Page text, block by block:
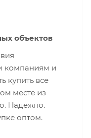
объектов
компаниям и
купить все
месте из
Надежно.
оптом.